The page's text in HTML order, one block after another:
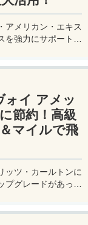
アメリカン・エキス
強力にサポートす
も魅力。ステータ
スカードで、あな
ップさせませんか？
ォイ アメッ
節約！高級
マイルで飛
ッツ・カールトンに
グレードがあった